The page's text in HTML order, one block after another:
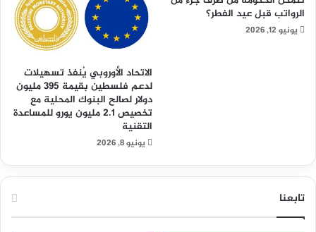
الرواتب قبل عيد الفطر؟
يونيو 12, 2026
الاتحاد الأوروبي يُنفذ تسهيلات
لدعم فلسطين بقيمة 395 مليون
دولار لصالح البنوك المحلية مع
تخصيص 2.1 مليون يورو للمساعدة
التقنية
يونيو 8, 2026
تابعنا